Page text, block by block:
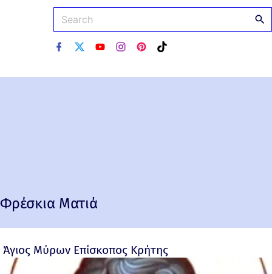
Φρέσκια Ματιά
Άγιος Μύρων Επίσκοπος Κρήτης